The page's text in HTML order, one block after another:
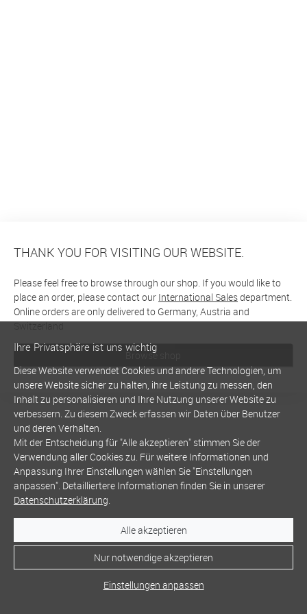
THANK YOU FOR VISITING OUR WEBSITE.
Please feel free to browse through our shop. If you would like to
place an order, please contact our International Salesdepartment.
Online orders are only delivered to Germany, Austria and
Switzerland
Browse shop
Ihre Privatsphäre ist uns wichtig
Diese Website verwendet Cookies und andere Technologien, um
unsere Website sicher zu halten, ihre Leistung zu messen, den
Inhalt zu personalisieren und Ihre Nutzung unserer Website zu
verbessern. Zu diesem Zweck erfassen wir Daten über Benutzer
und deren Verhalten.
Mit der Entscheidung für "Alle akzeptieren" stimmen Sie der
Verwendung aller Cookies zu. Für weitere Informationen und
Anpassung Ihrer Einstellungen wählen Sie "Einstellungen
anpassen". Detailliertere Informationen finden Sie in unserer
Datenschutzerklärung.
Alle akzeptieren
Nur notwendige akzeptieren
Einstellungen anpassen